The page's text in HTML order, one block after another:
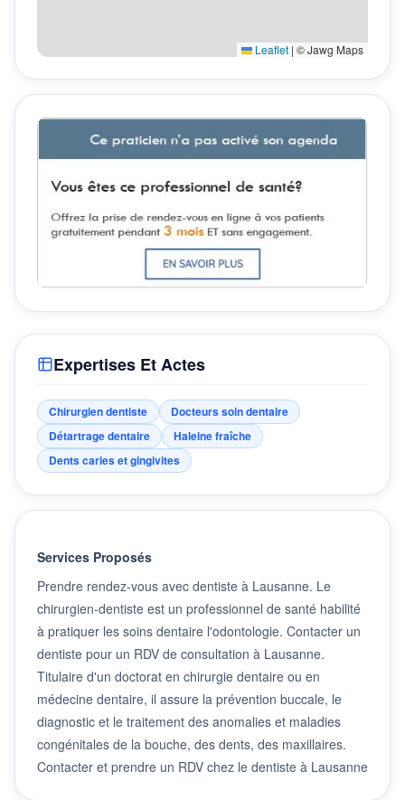
Expertises Et Actes
Chirurgien dentiste
Docteurs soin dentaire
Détartrage dentaire
Haleine fraîche
Dents caries et gingivites
Services Proposés
Prendre rendez-vous avec dentiste à Lausanne. Le
chirurgien-dentiste est un professionnel de santé habilité
à pratiquer les soins dentaire l'odontologie. Contacter un
dentiste pour un RDV de consultation à Lausanne.
Titulaire d'un doctorat en chirurgie dentaire ou en
médecine dentaire, il assure la prévention buccale, le
diagnostic et le traitement des anomalies et maladies
congénitales de la bouche, des dents, des maxillaires.
Contacter et prendre un RDV chez le dentiste à Lausanne
Leaflet | © Jawg Maps